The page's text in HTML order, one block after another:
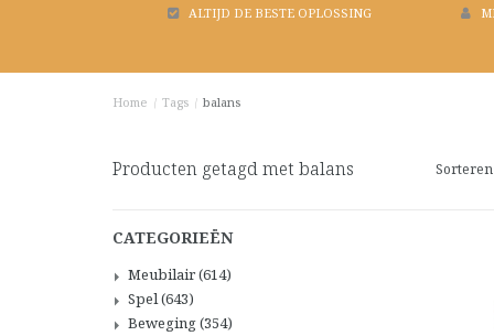
ALTIJD DE BESTE OPLOSSING
Home / Tags / balans
Producten getagd met balans Sorteren
CATEGORIEËN
Meubilair(614)
Spel(643)
Beweging(354)